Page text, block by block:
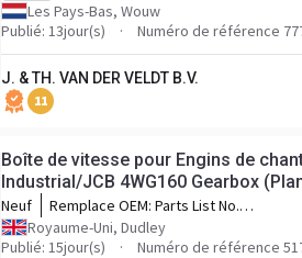
Les Pays-Bas, Wouw
Publié: 13jour(s)
Numéro de référence
J. & TH. VAN DER VELDT B.V.
11
Boîte de vitesse pour Engins de
Industrial/JCB 4WG160 Gearbox
Neuf Remplace OEM: Parts List No.
4656054318 Customers Part No.
403/L5634 Serial No. 8428241
Royaume-Uni, Dudley
Publié: 15jour(s)
Numéro de référence